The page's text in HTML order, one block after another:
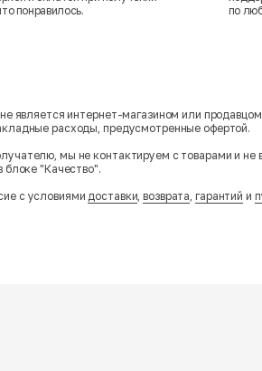
понравилось.
по
является интернет-магазином или
расходы, предусмотренные офертой.
мы не контактируем с товарами и
блоке "Качество".
с условиямидоставки,возврата, гарантий и